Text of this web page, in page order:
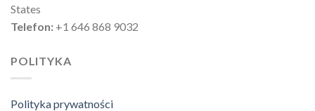
States
Telefon: +1 646 868 9032
POLITYKA
Polityka prywatności